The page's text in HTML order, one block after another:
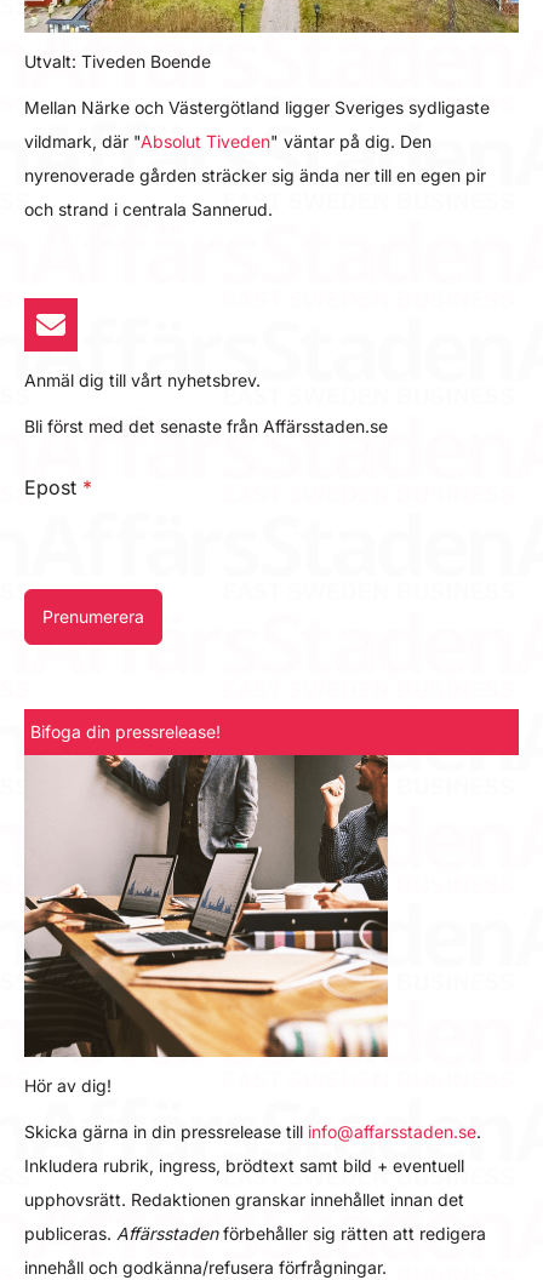
Utvalt: Tiveden Boende
Mellan Närke och Västergötland ligger Sveriges sydligaste
vildmark, där "Absolut Tiveden" väntar på dig. Den
nyrenoverade gården sträcker sig ända ner till en egen pir
och strand i centrala Sannerud.
Anmäl dig till vårt nyhetsbrev.
Bli först med det senaste från Affärsstaden.se
Epost *
Prenumerera
Bifoga din pressrelease!
Hör av dig!
Skicka gärna in din pressrelease till info@affarsstaden.se.
Inkludera rubrik, ingress, brödtext samt bild + eventuell
upphovsrätt. Redaktionen granskar innehållet innan det
publiceras. Affärsstadenförbehåller sig rätten att redigera
innehåll och godkänna/refusera förfrågningar.